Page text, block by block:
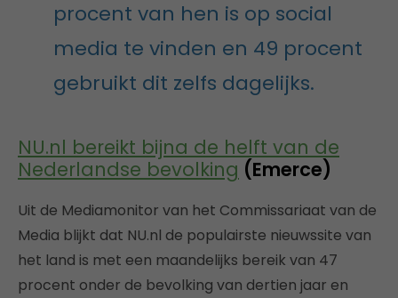
procent van hen is op social
media te vinden en 49 procent
gebruikt dit zelfs dagelijks.
NU.nl bereikt bijna de helft van de
Nederlandse bevolking (Emerce)
Uit de Mediamonitor van het Commissariaat van de
Media blijkt dat NU.nl de populairste nieuwssite van
het land is met een maandelijks bereik van 47
procent onder de bevolking van dertien jaar en